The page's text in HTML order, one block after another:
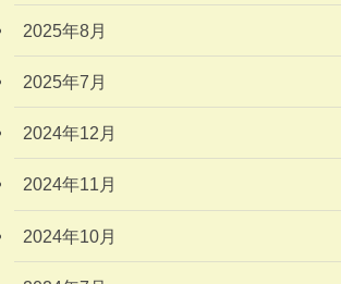
2025年8月
2025年7月
2024年12月
2024年11月
2024年10月